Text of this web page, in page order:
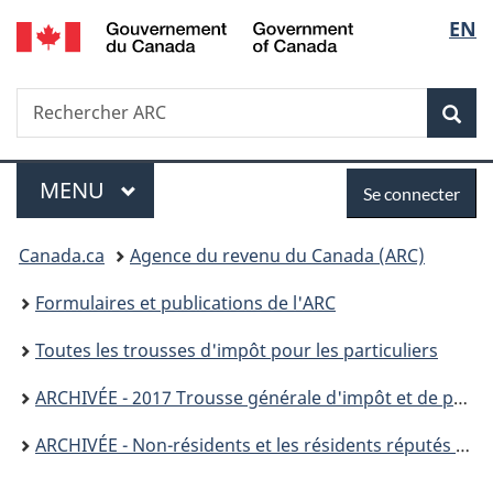
Passer
au
Passer
à
du
Passer
au
section
Passer
à
simplifiée
de
la
EN
Recherche
Rechercher
ARC
Menu
MENU PRINCIPAL
connecter
Se connecter
Vous
êtes
ici :
Canada.ca
Agence du revenu du Canada (ARC)
Formulaires et publications de l'ARC
Toutes les trousses d'impôt pour les particuliers
ARCHIVÉE - 2017 Trousse générale d'impôt et de prestations
ARCHIVÉE - Non-résidents et les résidents réputés du Canada